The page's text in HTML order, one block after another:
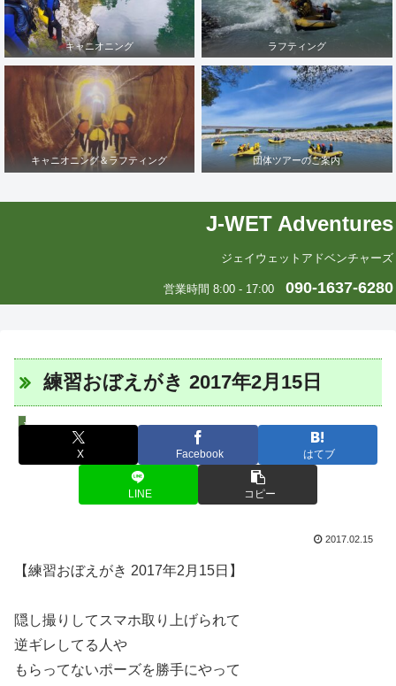
キャニオニング ラフティング
キャニオニング＆ラフティング 団体ツアーのご案内
J-WET Adventures
ジェイウェットアドベンチャーズ
営業時間 8:00 - 17:00 090-1637-6280
練習おぼえがき 2017年2月15日
J-WETインド支部～ヨガのこころ～
X Facebook はてブ
LINE コピー
2017.02.15
【練習おぼえがき 2017年2月15日】
隠し撮りしてスマホ取り上げられて
逆ギレしてる人や
もらってないポーズを勝手にやって